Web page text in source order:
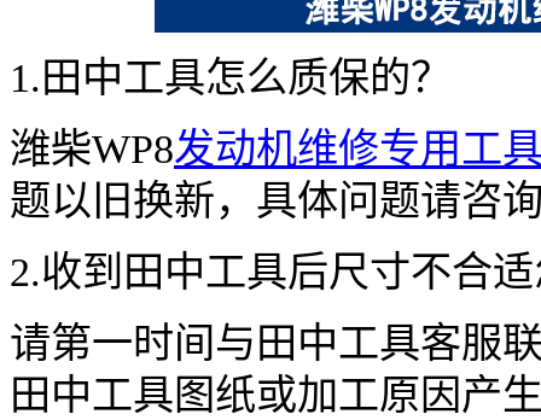
1.田中工具怎么质保的？
潍柴WP8发动机维修专用工
题以旧换新，具体问题请咨
2.收到田中工具后尺寸不合
请第一时间与田中工具客服
田中工具图纸或加工原因产